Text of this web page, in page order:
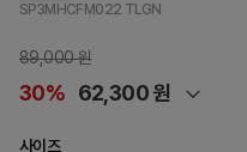
SP3MHCFM022 TLGN
89,000 원
30% 62,300 원
사이즈